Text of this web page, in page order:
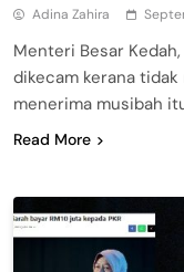
Adina Zahira
Menteri Besar
dikecam kerana
menerima musibah
Read More